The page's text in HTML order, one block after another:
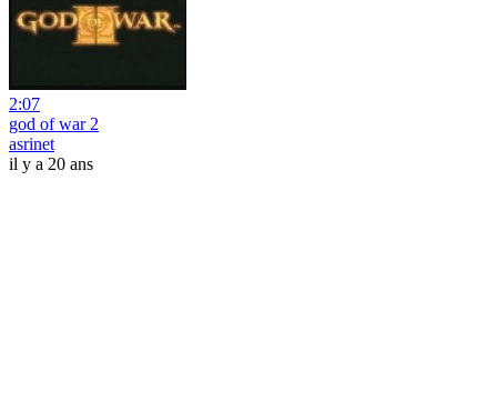
2:07
god of war 2
asrinet
il y a 20 ans